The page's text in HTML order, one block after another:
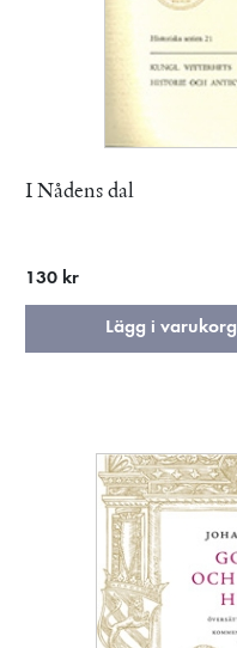
I Nådens dal
130 kr
Lägg i varukorg